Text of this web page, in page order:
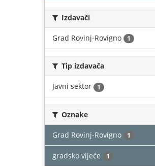
Izdavači
Grad Rovinj-Rovigno 1
Tip izdavača
Javni sektor 1
Oznake
Grad Rovinj-Rovigno 1
gradsko vijeće 1